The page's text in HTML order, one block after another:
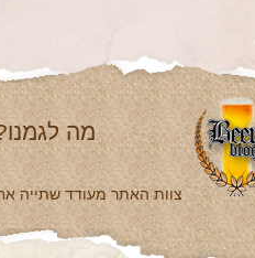
מה
צוות האתר מעודד שתייה